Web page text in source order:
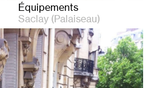
Équipements
Saclay (Palaiseau)